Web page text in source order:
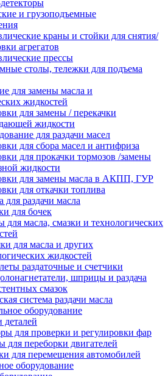
и грузоподъемные
краны и стойки для снятия/
агрегатов
прессы
столы, тележки для подъема
для замены масла и
жидкостей
для замены / перекачки
жидкости
для раздачи масел
для сбора масел и антифриза
для прокачки тормозов /замены
жидкости
для замены масла в АКПП, ГУР
для откачки топлива
для раздачи масла
для бочек
для масла, смазки и технологических
для масла и других
жидкостей
раздаточные и счетчики
шприцы и раздача
смазок
система раздачи масла
оборудование
для проверки и регулировки фар
для переборки двигателей
для перемещения автомобилей
оборудование